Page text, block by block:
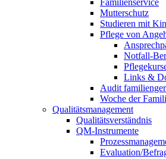
Familienservice
Mutterschutz
Studieren mit
Pflege von
Notfall-
Links &
Audit
Woche der
Qualitätsmanagement
Qualitätsverständnis
QM-Instrumente
Evaluation/